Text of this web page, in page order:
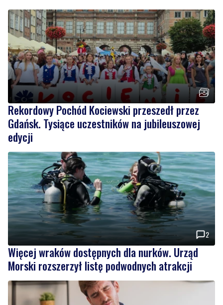
Rekordowy Pochód Kociewski przeszedł przez
Gdańsk. Tysiące uczestników na jubileuszowej
edycji
2
Więcej wraków dostępnych dla nurków. Urząd
Morski rozszerzył listę podwodnych atrakcji